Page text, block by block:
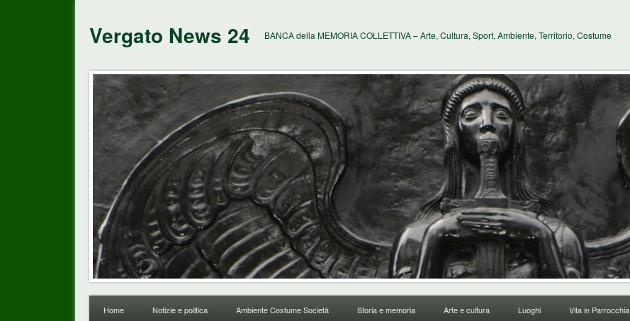
Vergato News 24 BANCA della MEMORIA COLLETTIVA – Arte, Cultura, Sport, Ambiente, Territorio, Costume
Home Notizie e politica Ambiente Costume Società Storia e memoria Arte e cultura Luoghi Vita in Parrocchia